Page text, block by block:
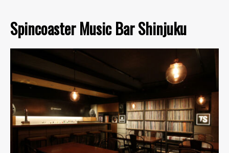
Spincoaster Music Bar Shinjuku